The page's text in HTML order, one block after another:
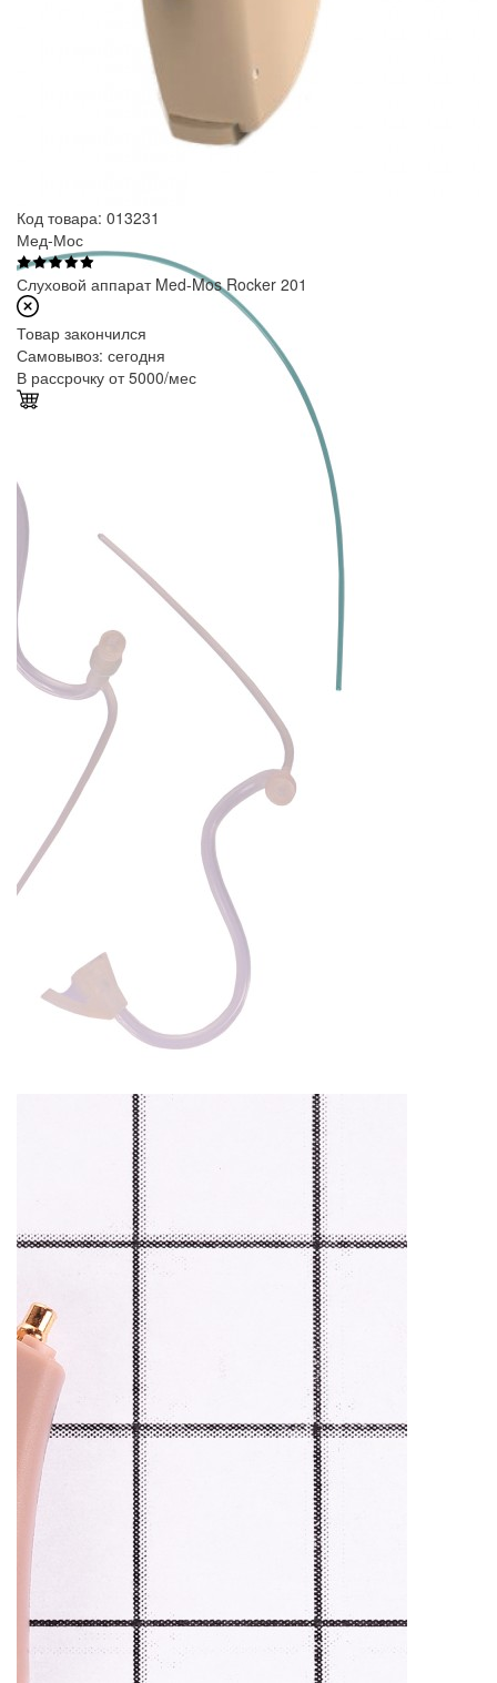
Код товара: 013231
Мед-Мос
Слуховой аппарат Med-Mos Rocker 201
Товар закончился
Самовывоз: сегодня
В рассрочку от 5000/мес